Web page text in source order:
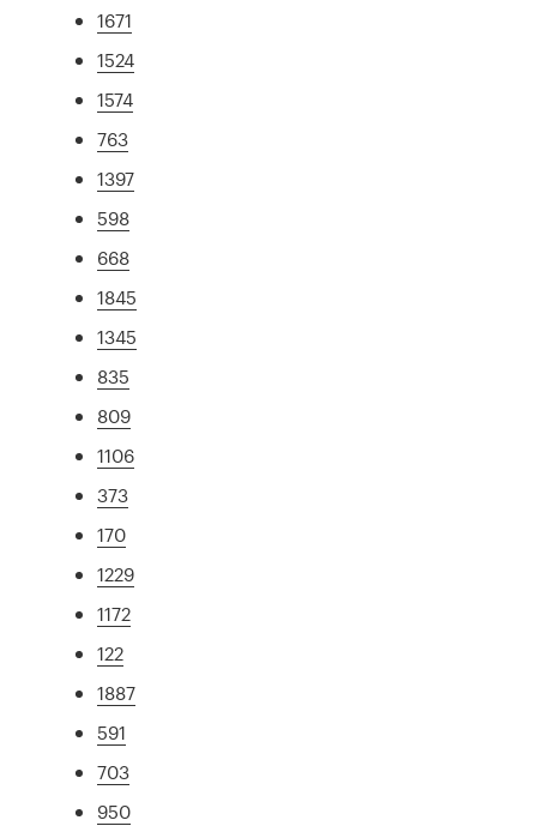
1671
1524
1574
763
1397
598
668
1845
1345
835
809
1106
373
170
1229
1172
122
1887
591
703
950